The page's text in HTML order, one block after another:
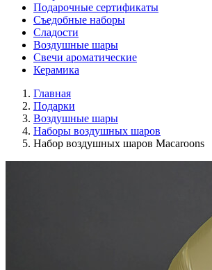
Подарочные сертификаты
Съедобные наборы
Сладости
Воздушные шары
Свечи ароматические
Керамика
Главная
Подарки
Воздушные шары
Наборы воздушных шаров
Набор воздушных шаров Macaroons